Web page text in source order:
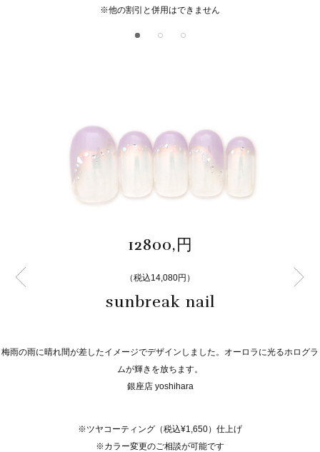
※他の割引と併用はできません
12800,円
（税込14,080円）
sunbreak nail
梅雨の雨に晴れ間が差したイメージでデザインしました。オーロラに光るホログラ
ムが輝きを放ちます。
銀座店 yoshihara
※ツヤコーティング（税込¥1,650）仕上げ
※カラー変更のご相談が可能です